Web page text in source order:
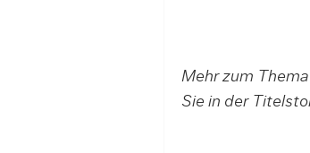
Mehr zum
Sie in der